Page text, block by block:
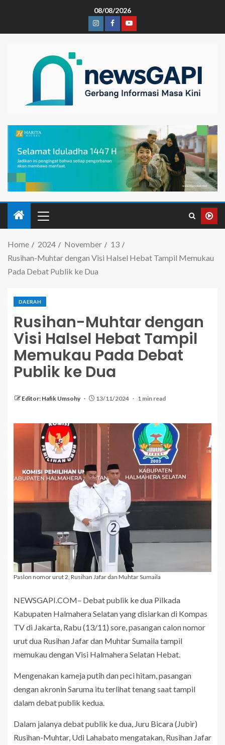
08/08/2026
Home 2024 November
13
Rusihan-Muhtar dengan Visi Halsel Hebat Tampil Memukau
Pada Debat Publik ke Dua
DAERAH
Rusihan-Muhtar dengan
Visi Halsel Hebat Tampil
Memukau Pada Debat
Publik ke Dua
Editor: Hafik Umsohy 13/11/2024 1 min read
Paslon nomor urut 2, Rusihan Jafar dan Muhtar Sumaila
NEWSGAPI.COM– Debat publik ke dua Pilkada
Kabupaten Halmahera Selatan yang disiarkan di Kompas
TV di Jakarta, Rabu (13/11) sore, pasangan calon nomor
urut dua Rusihan Jafar dan Muhtar Sumaila tampil
memukau dengan Visi Halmahera Selatan Hebat.
Mengenakan kameja putih dan peci hitam, pasangan
dengan akronin Saruma itu terlihat tenang saat tampil
dalam debat publik kedua.
Dalam jalanya debat publik ke dua, Juru Bicara (Jubir)
Rusihan-Muhtar, Udi Lahabato mengatakan, Rusihan Jafar